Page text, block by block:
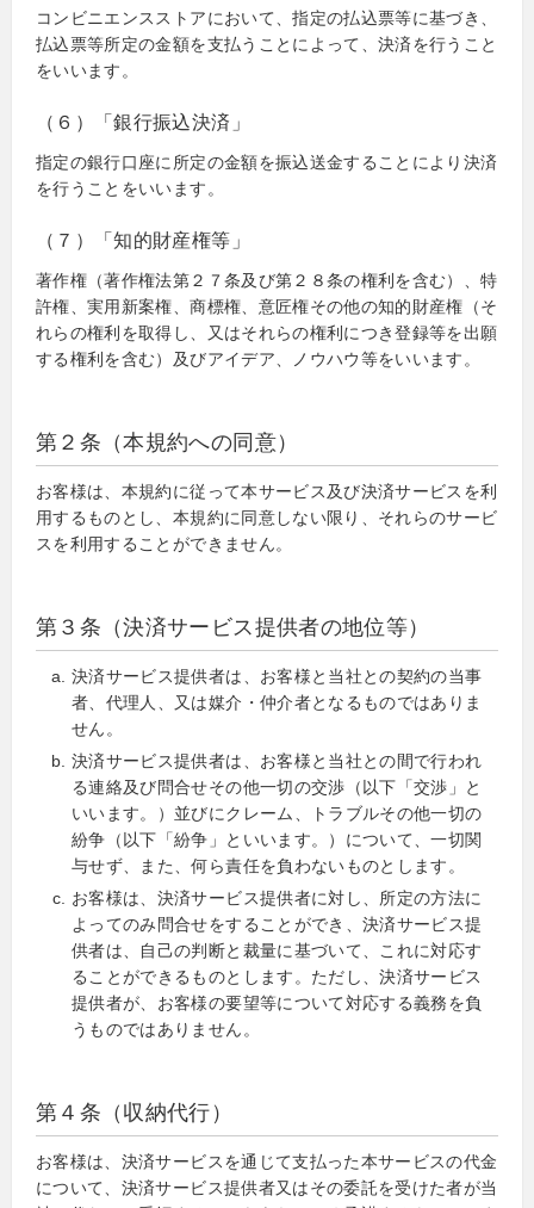
コンビニエンスストアにおいて、指定の払込票等に基づき、
払込票等所定の金額を支払うことによって、決済を行うこと
をいいます。
（６）「銀行振込決済」
指定の銀行口座に所定の金額を振込送金することにより決済
を行うことをいいます。
（７）「知的財産権等」
著作権（著作権法第２７条及び第２８条の権利を含む）、特
許権、実用新案権、商標権、意匠権その他の知的財産権（そ
れらの権利を取得し、又はそれらの権利につき登録等を出願
する権利を含む）及びアイデア、ノウハウ等をいいます。
第２条（本規約への同意）
お客様は、本規約に従って本サービス及び決済サービスを利
用するものとし、本規約に同意しない限り、それらのサービ
スを利用することができません。
第３条（決済サービス提供者の地位等）
決済サービス提供者は、お客様と当社との契約の当事
者、代理人、又は媒介・仲介者となるものではありま
せん。
決済サービス提供者は、お客様と当社との間で行われ
る連絡及び問合せその他一切の交渉（以下「交渉」と
いいます。）並びにクレーム、トラブルその他一切の
紛争（以下「紛争」といいます。）について、一切関
与せず、また、何ら責任を負わないものとします。
お客様は、決済サービス提供者に対し、所定の方法に
よってのみ問合せをすることができ、決済サービス提
供者は、自己の判断と裁量に基づいて、これに対応す
ることができるものとします。ただし、決済サービス
提供者が、お客様の要望等について対応する義務を負
うものではありません。
第４条（収納代行）
お客様は、決済サービスを通じて支払った本サービスの代金
について、決済サービス提供者又はその委託を受けた者が当